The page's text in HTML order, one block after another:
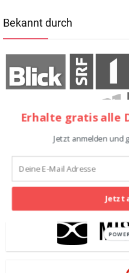
Bekannt durch
Teilnehmende Shops
Erhalte gratis alle
Jetzt anmelden und
Jetzt